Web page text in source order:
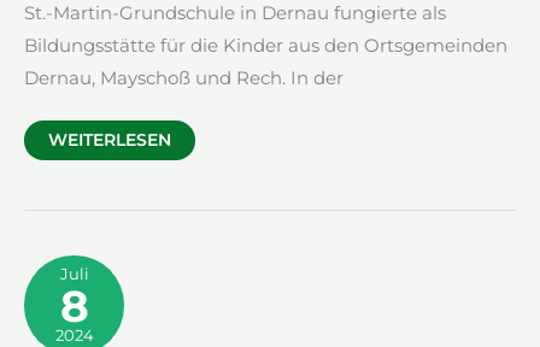
St.-Martin-Grundschule in Dernau fungierte als
Bildungsstätte für die Kinder aus den Ortsgemeinden
Dernau, Mayschoß und Rech. In der
ST.-
WEITERLESEN
Juli
8
2024